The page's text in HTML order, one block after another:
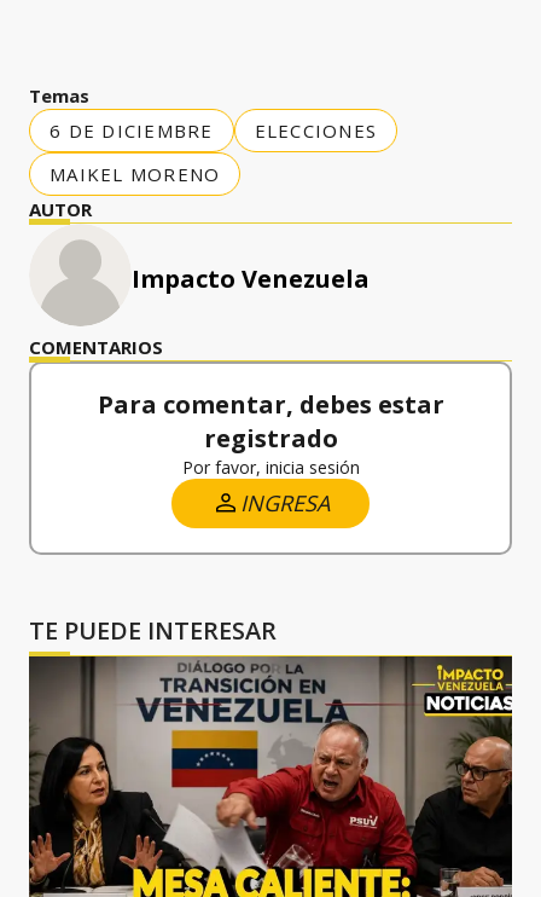
Temas
6 DE DICIEMBRE
ELECCIONES
MAIKEL MORENO
AUTOR
Impacto Venezuela
COMENTARIOS
Para comentar, debes estar
registrado
Por favor, inicia sesión
INGRESA
TE PUEDE INTERESAR